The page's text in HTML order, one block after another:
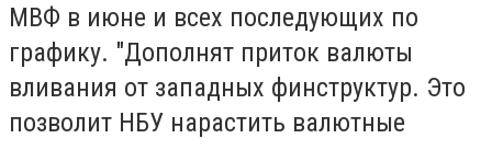
МВФ в июне и всех последующих по
графику. "Дополнят приток валюты
вливания от западных финструктур. Это
позволит НБУ нарастить валютные